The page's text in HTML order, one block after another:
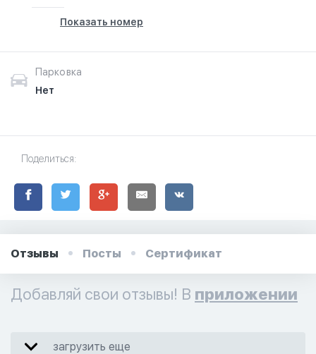
Показать номер
Парковка
Нет
Поделиться:
Отзывы Посты Сертификат
Добавляй свои отзывы! В приложении
загрузить еще